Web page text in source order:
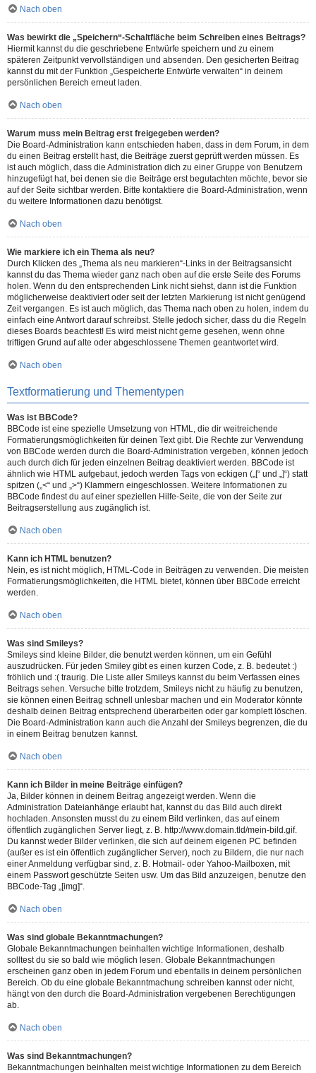
Nach oben
Was bewirkt die „Speichern“-Schaltfläche beim Schreiben eines Beitrags?
Hiermit kannst du die geschriebene Entwürfe speichern und zu einem
späteren Zeitpunkt vervollständigen und absenden. Den gesicherten Beitrag
kannst du mit der Funktion „Gespeicherte Entwürfe verwalten“ in deinem
persönlichen Bereich erneut laden.
Nach oben
Warum muss mein Beitrag erst freigegeben werden?
Die Board-Administration kann entschieden haben, dass in dem Forum, in dem
du einen Beitrag erstellt hast, die Beiträge zuerst geprüft werden müssen. Es
ist auch möglich, dass die Administration dich zu einer Gruppe von Benutzern
hinzugefügt hat, bei denen sie die Beiträge erst begutachten möchte, bevor sie
auf der Seite sichtbar werden. Bitte kontaktiere die Board-Administration, wenn
du weitere Informationen dazu benötigst.
Nach oben
Wie markiere ich ein Thema als neu?
Durch Klicken des „Thema als neu markieren“-Links in der Beitragsansicht
kannst du das Thema wieder ganz nach oben auf die erste Seite des Forums
holen. Wenn du den entsprechenden Link nicht siehst, dann ist die Funktion
möglicherweise deaktiviert oder seit der letzten Markierung ist nicht genügend
Zeit vergangen. Es ist auch möglich, das Thema nach oben zu holen, indem du
einfach eine Antwort darauf schreibst. Stelle jedoch sicher, dass du die Regeln
dieses Boards beachtest! Es wird meist nicht gerne gesehen, wenn ohne
triftigen Grund auf alte oder abgeschlossene Themen geantwortet wird.
Nach oben
Textformatierung und Thementypen
Was ist BBCode?
BBCode ist eine spezielle Umsetzung von HTML, die dir weitreichende
Formatierungsmöglichkeiten für deinen Text gibt. Die Rechte zur Verwendung
von BBCode werden durch die Board-Administration vergeben, können jedoch
auch durch dich für jeden einzelnen Beitrag deaktiviert werden. BBCode ist
ähnlich wie HTML aufgebaut, jedoch werden Tags von eckigen („[“ und „]“) statt
spitzen („<“ und „>“) Klammern eingeschlossen. Weitere Informationen zu
BBCode findest du auf einer speziellen Hilfe-Seite, die von der Seite zur
Beitragserstellung aus zugänglich ist.
Nach oben
Kann ich HTML benutzen?
Nein, es ist nicht möglich, HTML-Code in Beiträgen zu verwenden. Die meisten
Formatierungsmöglichkeiten, die HTML bietet, können über BBCode erreicht
werden.
Nach oben
Was sind Smileys?
Smileys sind kleine Bilder, die benutzt werden können, um ein Gefühl
auszudrücken. Für jeden Smiley gibt es einen kurzen Code, z. B. bedeutet :)
fröhlich und :( traurig. Die Liste aller Smileys kannst du beim Verfassen eines
Beitrags sehen. Versuche bitte trotzdem, Smileys nicht zu häufig zu benutzen,
sie können einen Beitrag schnell unlesbar machen und ein Moderator könnte
deshalb deinen Beitrag entsprechend überarbeiten oder gar komplett löschen.
Die Board-Administration kann auch die Anzahl der Smileys begrenzen, die du
in einem Beitrag benutzen kannst.
Nach oben
Kann ich Bilder in meine Beiträge einfügen?
Ja, Bilder können in deinem Beitrag angezeigt werden. Wenn die
Administration Dateianhänge erlaubt hat, kannst du das Bild auch direkt
hochladen. Ansonsten musst du zu einem Bild verlinken, das auf einem
öffentlich zugänglichen Server liegt, z. B. http://www.domain.tld/mein-bild.gif.
Du kannst weder Bilder verlinken, die sich auf deinem eigenen PC befinden
(außer es ist ein öffentlich zugänglicher Server), noch zu Bildern, die nur nach
einer Anmeldung verfügbar sind, z. B. Hotmail- oder Yahoo-Mailboxen, mit
einem Passwort geschützte Seiten usw. Um das Bild anzuzeigen, benutze den
BBCode-Tag „[img]“.
Nach oben
Was sind globale Bekanntmachungen?
Globale Bekanntmachungen beinhalten wichtige Informationen, deshalb
solltest du sie so bald wie möglich lesen. Globale Bekanntmachungen
erscheinen ganz oben in jedem Forum und ebenfalls in deinem persönlichen
Bereich. Ob du eine globale Bekanntmachung schreiben kannst oder nicht,
hängt von den durch die Board-Administration vergebenen Berechtigungen
ab.
Nach oben
Was sind Bekanntmachungen?
Bekanntmachungen beinhalten meist wichtige Informationen zu dem Bereich